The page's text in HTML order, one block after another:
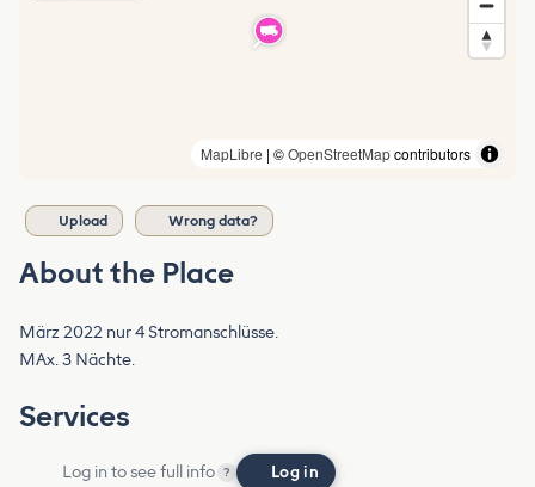
MapLibre | ©OpenStreetMapcontributors
Upload Wrong data?
About the Place
März 2022 nur 4 Stromanschlüsse.
MAx. 3 Nächte.
Services
Log in to see full info ? Log in